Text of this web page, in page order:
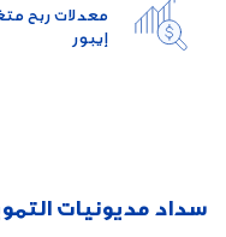
معدلات ربح
إيبور
سداد مديونيات